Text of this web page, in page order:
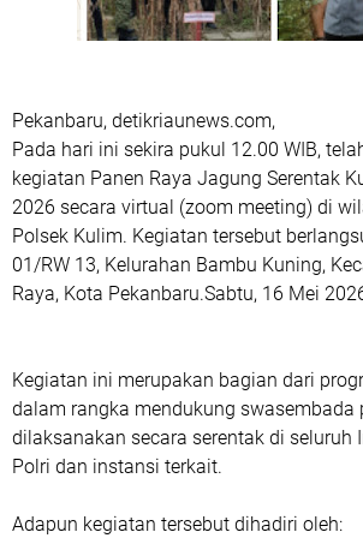
Pekanbaru, detikriaunews.com,
Pada hari ini sekira pukul 12.00 WIB,
kegiatan Panen Raya Jagung Serentak
2026 secara virtual (zoom meeting) di
Polsek Kulim. Kegiatan tersebut
01/RW 13, Kelurahan Bambu Kuning,
Raya, Kota Pekanbaru.Sabtu, 16 Mei
Kegiatan ini merupakan bagian dari
dalam rangka mendukung swasembada
dilaksanakan secara serentak di seluruh
Polri dan instansi terkait.
Adapun kegiatan tersebut dihadiri oleh: